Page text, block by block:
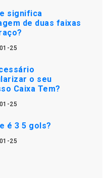
significa
de duas faixas
25
o seu
Caixa Tem?
25
é 3 5 gols?
25